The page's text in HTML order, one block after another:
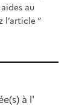
au
l’article “
à l'